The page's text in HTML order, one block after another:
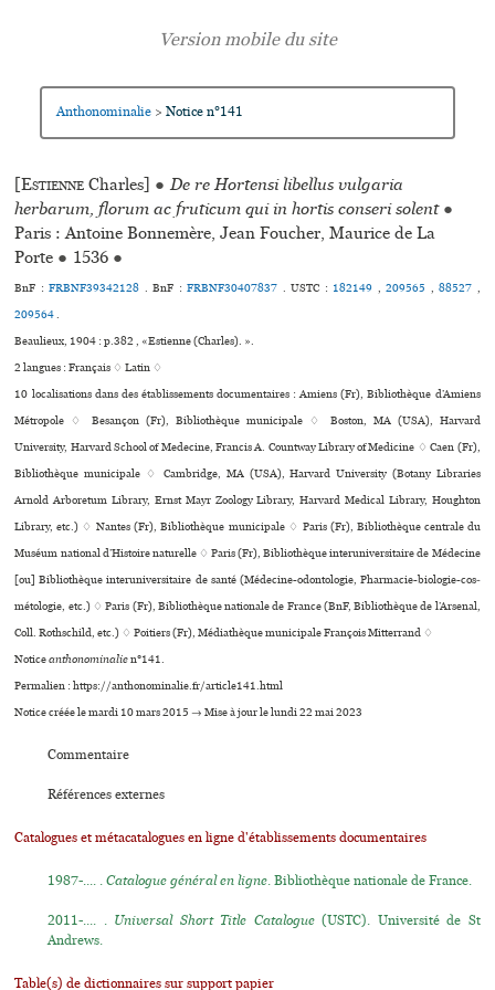
Anthonominalie > Notice n°141
[Estienne Charles] ● De re Hortensi libellus vulgaria
herbarum, florum ac fruticum qui in hortis conseri solent ●
Paris : Antoine Bonnemère, Jean Foucher, Maurice de La
Porte ● 1536 ●
BnF :FRBNF39342128 . BnF :FRBNF30407837 .USTC : 182149 ,209565 ,88527 ,
209564.
Beaulieux, 1904 : p.382 , «Estienne (Charles). ».
2 langues :Français ♢Latin ♢
10 localisations dans des établissements documentaires : Amiens (Fr), Bibliothèque d’Amiens
Métropole ♢ Besançon (Fr), Bibliothèque muni­ci­pale ♢ Boston, MA (USA), Harvard
University, Harvard School of Medecine, Francis A. Countway Library of Medicine ♢ Caen (Fr),
Bibliothèque muni­ci­pale ♢ Cambridge, MA (USA), Harvard University (Botany Libraries
Arnold Arboretum Library, Ernst Mayr Zoology Library, Harvard Medical Library, Houghton
Library, etc.) ♢ Nantes (Fr), Bibliothèque muni­ci­pale ♢ Paris (Fr), Bibliothèque cen­trale du
Muséum natio­nal d’Histoire natu­relle ♢ Paris (Fr), Bibliothèque inte­ru­ni­ver­si­taire de Médecine
[ou] Bibliothèque inte­ru­ni­ver­si­taire de santé (Médecine-odon­to­lo­gie, Pharmacie-bio­lo­gie-cos­
mé­to­lo­gie, etc.) ♢ Paris (Fr), Bibliothèque nationale de France (BnF, Bibliothèque de l’Arsenal,
Coll. Rothschild, etc.) ♢ Poitiers (Fr), Médiathèque muni­ci­pale François Mitterrand ♢
Noticeanthonominalien°141.
Permalien : https://anthonominalie.fr/article141.html
Notice créée le mardi 10 mars 2015 → Mise à jour le lundi 22 mai 2023
Commentaire
Références externes
Catalogues et métacatalogues en ligne d'établissements documentaires
1987-.... .Catalogue général en ligne. Bibliothèque nationale de France.
2011-.... . Universal Short Title Catalogue(USTC). Université de St
Andrews.
Table(s) de dictionnaires sur support papier